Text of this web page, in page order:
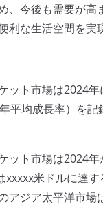
、今後も需要が
利な生活空間を実
ット市場は2024
平均成長率）を
ット市場は2024
米ドルに達す
アジア太平洋市